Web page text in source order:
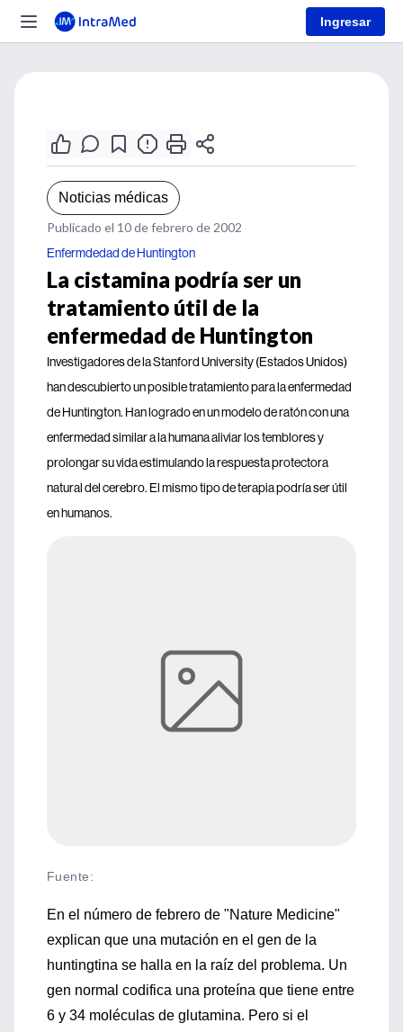
Ingresar
Noticias médicas
Publicado el 10 de febrero de 2002
Enfermdedad de Huntington
La cistamina podría ser un
tratamiento útil de la
enfermedad de Huntington
Investigadores de la Stanford University (Estados Unidos)
han descubierto un posible tratamiento para la enfermedad
de Huntington. Han logrado en un modelo de ratón con una
enfermedad similar a la humana aliviar los temblores y
prolongar su vida estimulando la respuesta protectora
natural del cerebro. El mismo tipo de terapia podría ser útil
en humanos.
Fuente:
En el número de febrero de "Nature Medicine"
explican que una mutación en el gen de la
huntingtina se halla en la raíz del problema. Un
gen normal codifica una proteína que tiene entre
6 y 34 moléculas de glutamina. Pero si el